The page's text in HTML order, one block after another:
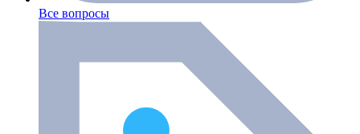
Все вопросы